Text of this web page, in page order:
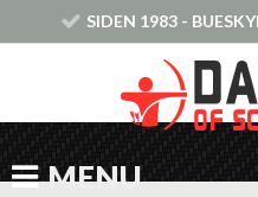
SIDEN 1983 -
MENU